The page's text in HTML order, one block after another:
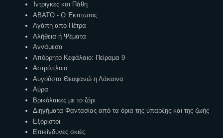
Ίντριγκες και Πάθη
ΑΒΑΤΟ - Ο Έκπτωτος
Αγάπη από Πέτρα
Αλήθεια ή Ψέματα
Αννάμεσα
Απόρρητο Κεφάλαιο: Πείραμα 9
Αστρόπλοιο
Αυγούστα Θεοφανώ η Λάκαινα
Αύρα
Βρικόλακες με το ζόρι
Διηγήματα Φαντασίας από τα όρια της ύπαρξης και της ζωής
Εξόριστοι
Επικίνδυνες σκιές